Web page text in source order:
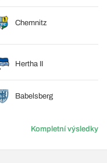
Chemnitz
Hertha II
Babelsberg
Kompletní výsledky